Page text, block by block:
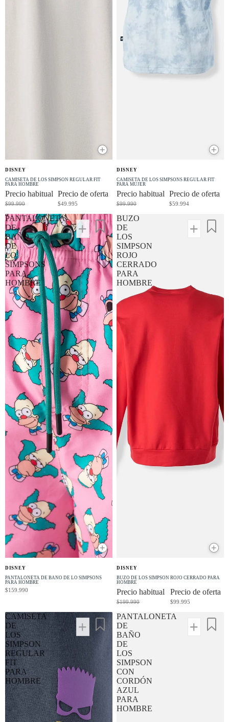
-50% OFF
+
DISNEY
CAMISETA DE LOS SIMPSON REGULAR FIT
PARA HOMBRE
Precio de oferta
$49.995
Precio habitual
$99.990
-40% OFF
+
DISNEY
CAMISETA DE LOS SIMPSONS REGULAR FIT
PARA MUJER
Precio de oferta
$59.994
Precio habitual
$99.990
PANTALONETA
DE
BAÑO
DE
LO
SIMPSONS
PARA
HOMBRE
+
DISNEY
PANTALONETA DE BAÑO DE LO SIMPSONS
PARA HOMBRE
$159.990
BUZO
DE
LOS
SIMPSON
ROJO
CERRADO
PARA
HOMBRE
-50% OFF
+
DISNEY
BUZO DE LOS SIMPSON ROJO CERRADO PARA
HOMBRE
Precio de oferta
$99.995
Precio habitual
$199.990
CAMISETA
DE
LOS
SIMPSON
REGULAR
FIT
PARA
HOMBRE
PANTALONETA
DE
BAÑO
DE
LOS
SIMPSON
CON
CORDÓN
AZUL
PARA
HOMBRE